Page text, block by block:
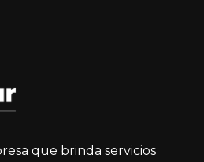
que brinda servicios